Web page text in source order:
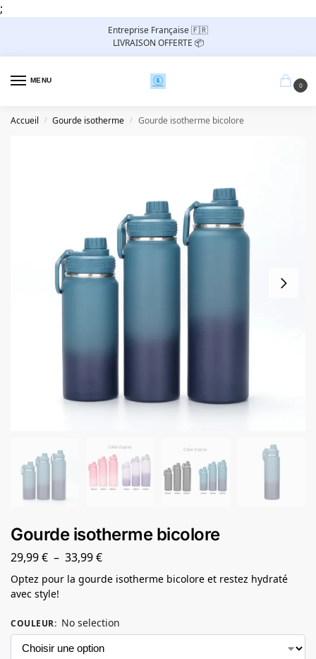
;
Entreprise Française 🇫🇷
LIVRAISON OFFERTE 📦
MENU
0
Accueil / Gourde isotherme / Gourde isotherme bicolore
Gourde isotherme bicolore
29,99€ – 33,99€
Optez pour la gourde isotherme bicolore et restez hydraté
avec style!
COULEUR: No selection